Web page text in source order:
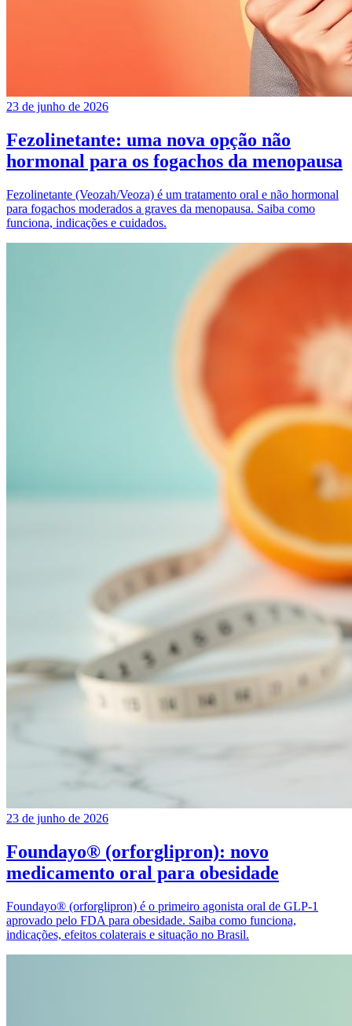
23 de junho de 2026
Fezolinetante: uma nova opção não
hormonal para os fogachos da menopausa
Fezolinetante (Veozah/Veoza) é um tratamento oral e não hormonal
para fogachos moderados a graves da menopausa. Saiba como
funciona, indicações e cuidados.
23 de junho de 2026
Foundayo® (orforglipron): novo
medicamento oral para obesidade
Foundayo® (orforglipron) é o primeiro agonista oral de GLP-1
aprovado pelo FDA para obesidade. Saiba como funciona,
indicações, efeitos colaterais e situação no Brasil.